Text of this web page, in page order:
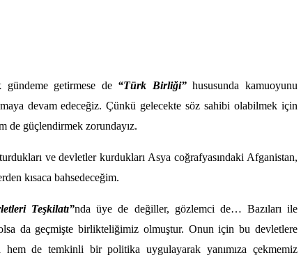
getirmese de “Türk Birliği”hususunda kamuoyunu
devam edeceğiz. Çünkü gelecekte söz sahibi olabilmek için
de güçlendirmek zorundayız.
ve devletler kurdukları Asya coğrafyasındaki Afganistan,
kısaca bahsedeceğim.
Teşkilatı”nda üye de değiller, gözlemci de… Bazıları ile
olsa da geçmişte birlikteliğimiz olmuştur. Onun için bu devletlere
de temkinli bir politika uygulayarak yanımıza çekmemiz
Köksal Cengiz
Destanlar Burcundayım!